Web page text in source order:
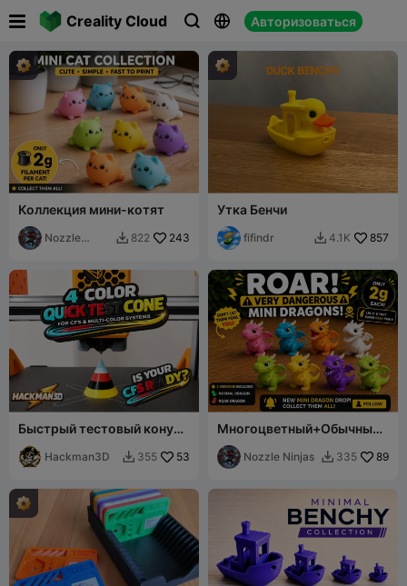
Creality Cloud   Авторизоваться
 
Коллекция мини-котят
Nozzle
 822 243
Утка Бенчи
fifindr  4.1K 857
Быстрый тестовый конус
в 4 цвета для систем CFS и
многоцветных систем
Hackman3D  355 53
Многоцветный+Обычный+
Дракон
Nozzle Ninjas  335 89